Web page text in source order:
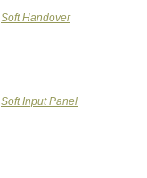
Soft Handover
Soft Input Panel